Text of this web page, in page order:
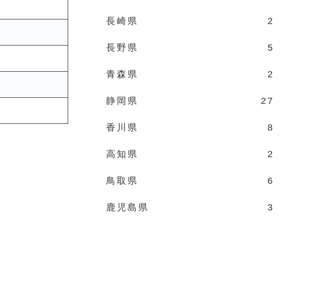
長崎県 2
長野県 5
青森県 2
静岡県 27
香川県 8
高知県 2
鳥取県 6
鹿児島県 3